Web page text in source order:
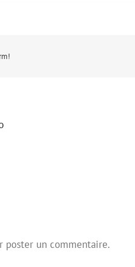
poster un commentaire.